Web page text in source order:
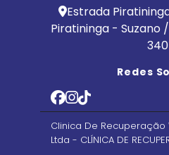
Estrada
Piratininga - Suzano
340
Redes
Clinica De Recuperação
Ltda - CLÍNICA DE